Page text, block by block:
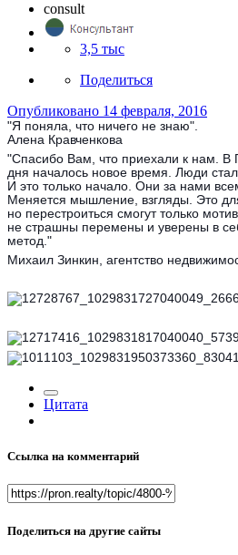
consult
3,5 тыс
Поделиться
Опубликовано 14 февраля, 2016
"Я поняла, что ничего не знаю".
Алена Кравченкова
"Спасибо Вам, что приехали к нам. В
дня началось новое время. Люди
И это только начало. Они за нами
Меняется мышление, взгляды. Это
но перестроиться смогут только
не страшны перемены и уверены в
метод."
Михаил Зинкин, агентство
Цитата
Ссылка на комментарий
Поделиться на другие сайты